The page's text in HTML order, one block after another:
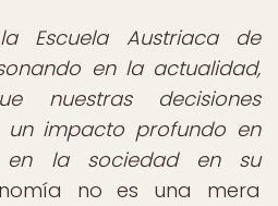
Escuela Austriaca de
en la actualidad,
nuestras decisiones
un impacto profundo en
en la sociedad en su
no es una mera